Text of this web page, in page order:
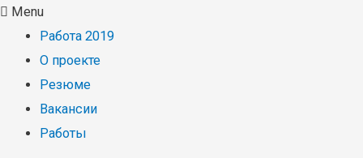
Menu
Работа 2019
О проекте
Резюме
Вакансии
Работы